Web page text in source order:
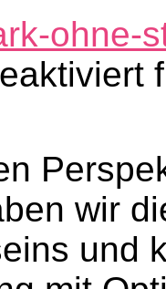
ohne-
wir
und